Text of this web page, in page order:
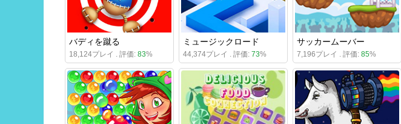
バディを蹴る
18,124プレイ . 評価: 83%
ミュージックロード
44,374プレイ . 評価: 73%
サッカームーバー
7,196プレイ . 評価: 85%